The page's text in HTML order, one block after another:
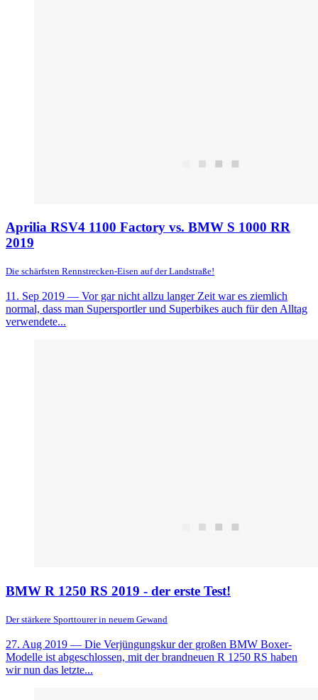
Aprilia RSV4 1100 Factory vs. BMW S 1000 RR
2019
Die schärfsten Rennstrecken-Eisen auf der Landstraße!
11. Sep 2019 — Vor gar nicht allzu langer Zeit war es ziemlich
normal, dass man Supersportler und Superbikes auch für den Alltag
verwendete...
BMW R 1250 RS 2019 - der erste Test!
Der stärkere Sporttourer in neuem Gewand
27. Aug 2019 — Die Verjüngungskur der großen BMW Boxer-
Modelle ist abgeschlossen, mit der brandneuen R 1250 RS haben
wir nun das letzte...